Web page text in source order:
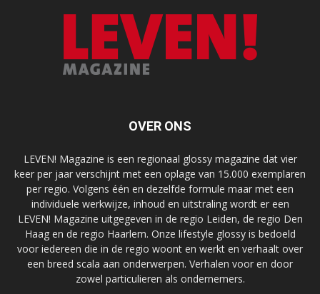
OVER ONS
LEVEN! Magazine is een regionaal glossy magazine dat vier
keer per jaar verschijnt met een oplage van 15.000 exemplaren
per regio. Volgens één en dezelfde formule maar met een
individuele werkwijze, inhoud en uitstraling wordt er een
LEVEN! Magazine uitgegeven in de regio Leiden, de regio Den
Haag en de regio Haarlem. Onze lifestyle glossy is bedoeld
voor iedereen die in de regio woont en werkt en verhaalt over
een breed scala aan onderwerpen. Verhalen voor en door
zowel particulieren als ondernemers.